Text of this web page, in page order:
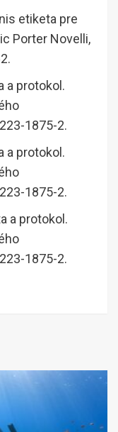
etiketa pre
Porter Novelli,
a protokol.
1875-2.
a protokol.
1875-2.
a protokol.
1875-2.